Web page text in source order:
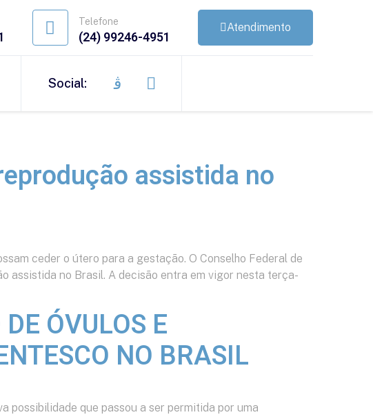
Telefone
(24) 99246-4951
Atendimento
Social:
assistida no
ceder o útero para a gestação. O Conselho Federal de
assistida no Brasil. A decisão entra em vigor nesta terça-
ÓVULOS E
NO BRASIL
possibilidade que passou a ser permitida por uma